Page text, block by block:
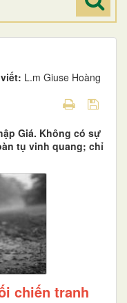
L.m Giuse Hoàng
Giá. Không có sự
tụ vinh quang; chỉ
chiến tranh